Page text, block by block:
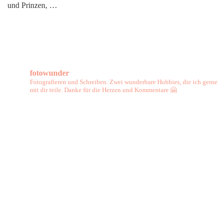
und Prinzen, …
fotowunder
Fotografieren und Schreiben. Zwei wunderbare Hobbies, die ich gerne
mit dir teile. Danke für die Herzen und Kommentare 🤗